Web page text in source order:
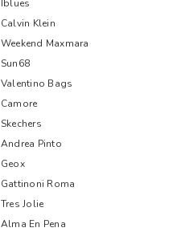
Iblues
Calvin Klein
Weekend Maxmara
Sun68
Valentino Bags
Camore
Skechers
Andrea Pinto
Geox
Gattinoni Roma
Tres Jolie
Alma En Pena